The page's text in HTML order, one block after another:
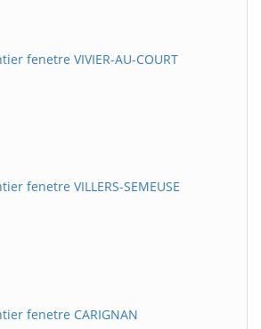
fenetre VIVIER-AU-COURT
fenetre VILLERS-SEMEUSE
fenetre CARIGNAN